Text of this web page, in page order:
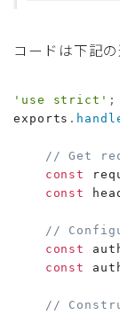
コードは下記の
'use strict' ;
exports .
// Get
const
const
//
const
const
//